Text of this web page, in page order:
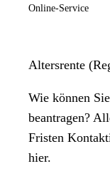
Online-Service
Altersrente
Wie können
beantragen?
Fristen
hier.